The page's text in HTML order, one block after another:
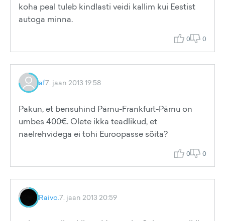
koha peal tuleb kindlasti veidi kallim kui Eestist
autoga minna.
0 0
af7. jaan 2013 19:58
Pakun, et bensuhind Pärnu-Frankfurt-Pärnu on
umbes 400€. Olete ikka teadlikud, et
naelrehvidega ei tohi Euroopasse sõita?
0 0
Raivo.7. jaan 2013 20:59